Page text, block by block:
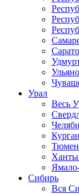
Урал
Весь
Сибирь
Вся